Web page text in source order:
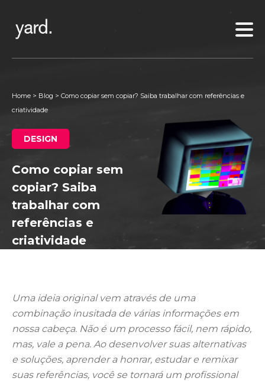
Home > Blog > Como copiar sem copiar? Saiba trabalhar com referências e
criatividade
DESIGN
Como copiar sem
copiar? Saiba
trabalhar com
referências e
criatividade
Uma ideia original vem através de uma
combinação inusitada de várias informações em
nossa cabeça. Não é um processo fácil, nem rápido,
mas, vale a pena. Ao desenvolver suas alternativas
e soluções, aprender a honrar, estudar e remixar
suas referências, você se tornará um profissional